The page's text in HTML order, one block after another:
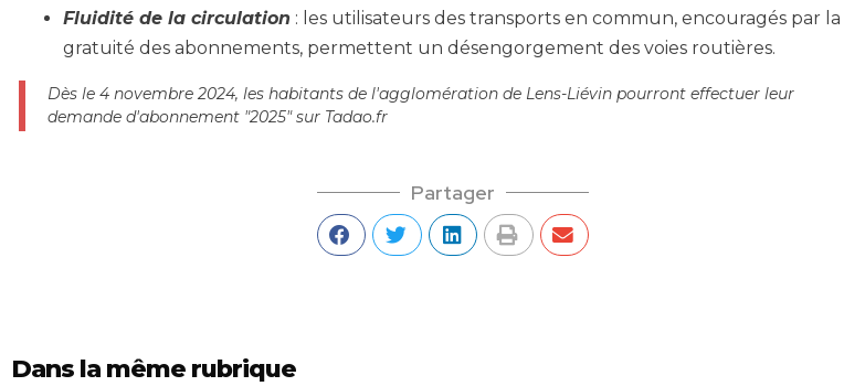
Fluidité de la circulation : les utilisateurs des transports en commun, encouragés par la
gratuité des abonnements, permettent un désengorgement des voies routières.
Dès le 4 novembre 2024, les habitants de l'agglomération de Lens-Liévin pourront effectuer leur
demande d'abonnement "2025" sur Tadao.fr
Partager
Dans la même rubrique